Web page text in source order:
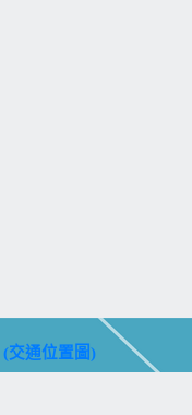
(交通位置圖)